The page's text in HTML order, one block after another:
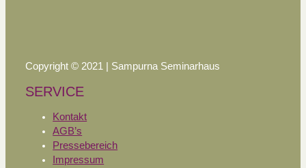
Copyright © 2021 | Sampurna Seminarhaus
SERVICE
Kontakt
AGB’s
Pressebereich
Impressum